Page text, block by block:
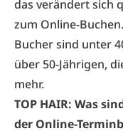
das verändert sich
zum Online-
Bucher sind unter
über 50-Jährigen,
mehr.
TOP HAIR: Was
der Online-